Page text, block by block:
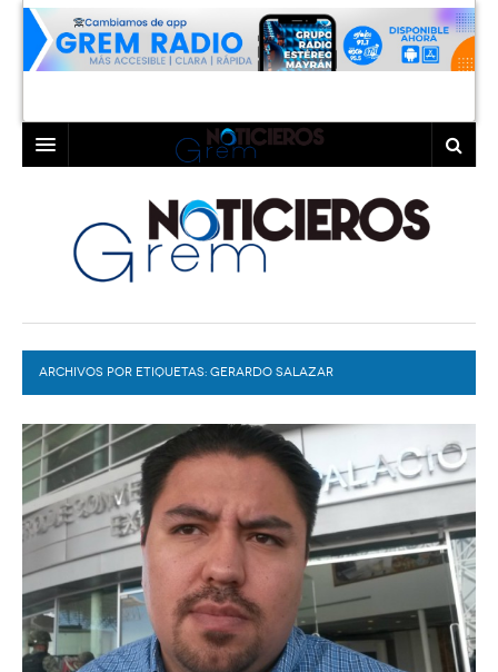
LAGUNA
TORREÓN
GÓMEZ PALACIO
LERDO
COAHUILA
DURANGO
DEPORTES
EXA
EL EXACTO
EXA INFORMA
GLOBO
CONTEXTOS
TRAYECTO LAGUNA
A MEDIA MAÑANA
DIÁLOGOS CON LA HISTORIA
TWEETS AND BEATS
LA MEJOR 97.1 ESTÉREO GALLITO
COLABORADORES
PC29
ACTUALIDADES GREM
ARCHIVOS POR ETIQUETAS: GERARDO SALAZAR